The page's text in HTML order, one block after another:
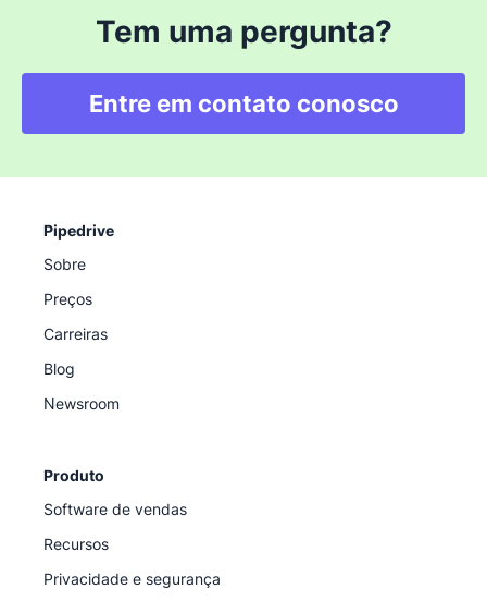
Tem uma pergunta?
Entre em contato conosco
Pipedrive
Sobre
Preços
Carreiras
Blog
Newsroom
Produto
Software de vendas
Recursos
Privacidade e segurança